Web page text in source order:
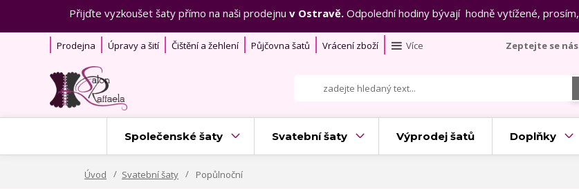
Přijďte vyzkoušet šaty přímo na naši prodejnu v Ostravě. Odpolední hodiny bývají hodně vytížené, prosím,
Prodejna Úpravy a šití Čištění a žehlení Půjčovna šatů Vrácení zboží Více Zeptejte se nás
Společenské šaty Svatební šaty Výprodej šatů Doplňky
Úvod Svatební šaty Popůlnoční